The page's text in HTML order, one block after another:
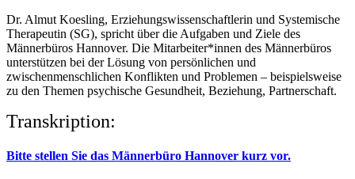
Dr. Almut Koesling, Erziehungswissenschaftlerin und Systemische
Therapeutin (SG), spricht über die Aufgaben und Ziele des
Männerbüros Hannover. Die Mitarbeiter*innen des Männerbüros
unterstützen bei der Lösung von persönlichen und
zwischenmenschlichen Konflikten und Problemen – beispielsweise
zu den Themen psychische Gesundheit, Beziehung, Partnerschaft.
Transkription:
Bitte stellen Sie das Männerbüro Hannover kurz vor.